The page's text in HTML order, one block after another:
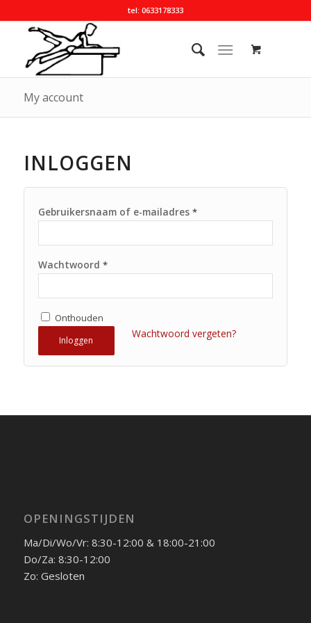
tel: 0633178333
My account
INLOGGEN
Gebruikersnaam of e-mailadres *
Wachtwoord *
Onthouden
Inloggen
Wachtwoord vergeten?
OPENINGSTIJDEN
Ma/Di/Wo/Vr: 8:30-12:00 & 18:00-21:00
Do/Za: 8:30-12:00
Zo: Gesloten